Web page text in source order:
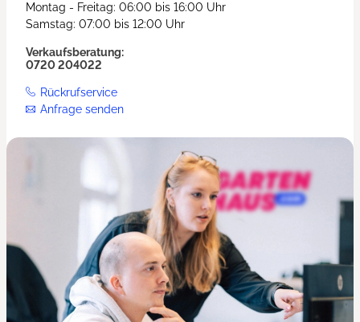
Montag - Freitag: 06:00 bis 16:00 Uhr
Samstag: 07:00 bis 12:00 Uhr
Verkaufsberatung:
0720 204022
Rückrufservice
Anfrage senden